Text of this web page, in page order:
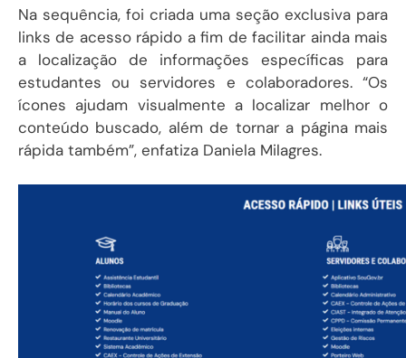
Na sequência, foi criada uma seção exclusiva para
links de acesso rápido a fim de facilitar ainda mais
a localização de informações específicas para
estudantes ou servidores e colaboradores. “Os
ícones ajudam visualmente a localizar melhor o
conteúdo buscado, além de tornar a página mais
rápida também”, enfatiza Daniela Milagres.